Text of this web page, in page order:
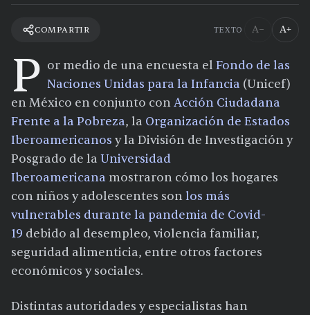
COMPARTIR TEXTO A− A+
P or medio de una encuesta el Fondo de las
Naciones Unidas para la Infancia (Unicef)
en México en conjunto conAcción Ciudadana
Frente a la Pobreza, la Organización de Estados
Iberoamericanos y la División de Investigación y
Posgrado de la Universidad
Iberoamericana mostraron cómo los hogares
con niños y adolescentes sonlos más
vulnerables durante la pandemia de Covid-
19 debido al desempleo, violencia familiar,
seguridad alimenticia, entre otros factores
económicos y sociales.
Distintas autoridades y especialistas han